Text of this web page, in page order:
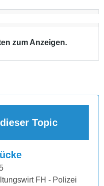
zum Anzeigen.
Topic
FH - Polizei